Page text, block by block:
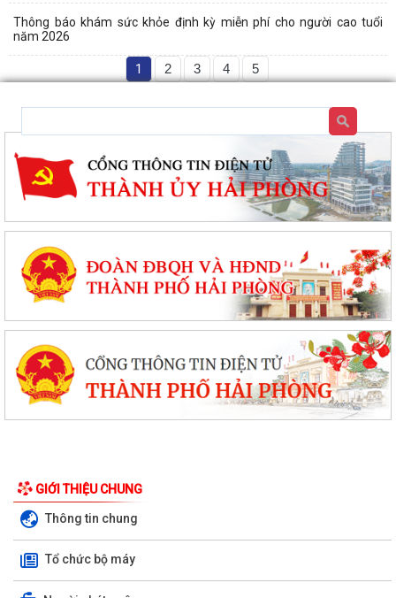
Thông báo khám sức khỏe định kỳ miễn phí cho người cao tuổi
năm 2026
1 2 3 4 5
GIỚI THIỆU CHUNG
Thông tin chung
Tổ chức bộ máy